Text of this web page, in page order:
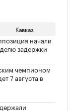
Кавказ
начали
задержки
чемпионом
7 августа в